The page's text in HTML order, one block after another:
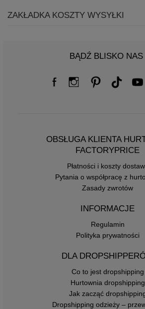
ZAKŁADKA KOSZTY WYSYŁKI
BĄDŹ BLISKO NAS
OBSŁUGA KLIENTA
FACTORYPRICE
Płatności i koszty
Pytania o współpracę z
Zasady zwrotów
INFORMACJE
Regulamin
Polityka prywatności
DLA
Co to jest dropshipping
Hurtownia dropshipping
Jak zacząć
Dropshipping odzieży –